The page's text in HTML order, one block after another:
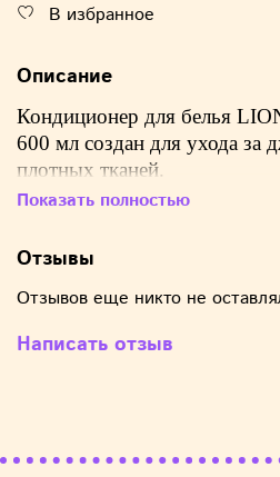
В избранное
Описание
Кондиционер для белья
600 мл создан для ухода за
плотных тканей.
Смягчающее средство,
дезодорирующий состав на
течении долгого времени.
тканей, устраняют
Показать полностью
Отзывы
Отзывов еще никто не
Написать отзыв